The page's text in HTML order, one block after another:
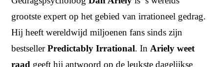
grootste expert op het gebied van irrationeel gedrag.
Hij heeft wereldwijd miljoenen fans sinds zijn
bestsellerPredictably Irrational. In Ariely weet
raad geeft hij antwoord op de leukste dagelijkse